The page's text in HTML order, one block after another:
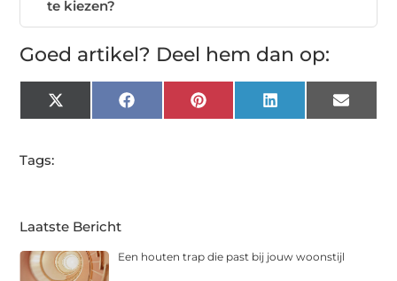
te kiezen?
Goed artikel? Deel hem dan op:
X
(Twitter)
FacebookPinterest LinkedIn Email
Tags:
Laatste Bericht
Een houten trap die past bij jouw woonstijl